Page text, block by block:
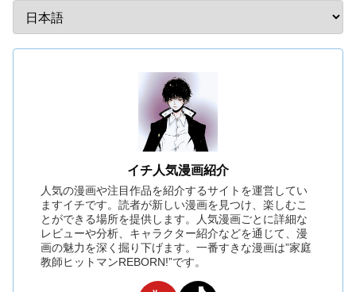
イチ人気漫画紹介
人気の漫画や注目作品を紹介するサイトを運営してい
ますイチです。読者が新しい漫画を見つけ、楽しむこ
とができる場所を提供します。人気漫画ごとに詳細な
レビューや分析、キャラクター紹介などを通じて、漫
画の魅力を深く掘り下げます。一番すきな漫画は”家庭
教師ヒットマンREBORN!”です。